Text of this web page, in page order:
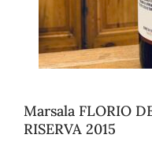
Marsala FLORIO
RISERVA 2015